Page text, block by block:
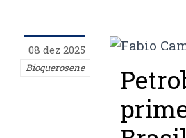
08 dez 2025
Bioquerosene